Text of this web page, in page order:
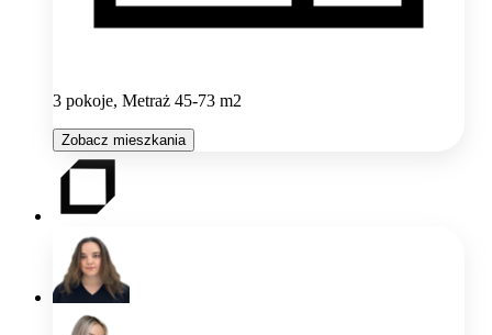
3 pokoje, Metraż 45-73 m2
Zobacz mieszkania